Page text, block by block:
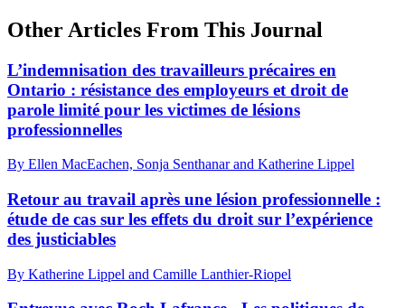
Other Articles From This Journal
L’indemnisation des travailleurs précaires en
Ontario : résistance des employeurs et droit de
parole limité pour les victimes de lésions
professionnelles
By Ellen MacEachen, Sonja Senthanar and Katherine Lippel
Retour au travail après une lésion professionnelle :
étude de cas sur les effets du droit sur l’expérience
des justiciables
By Katherine Lippel and Camille Lanthier-Riopel